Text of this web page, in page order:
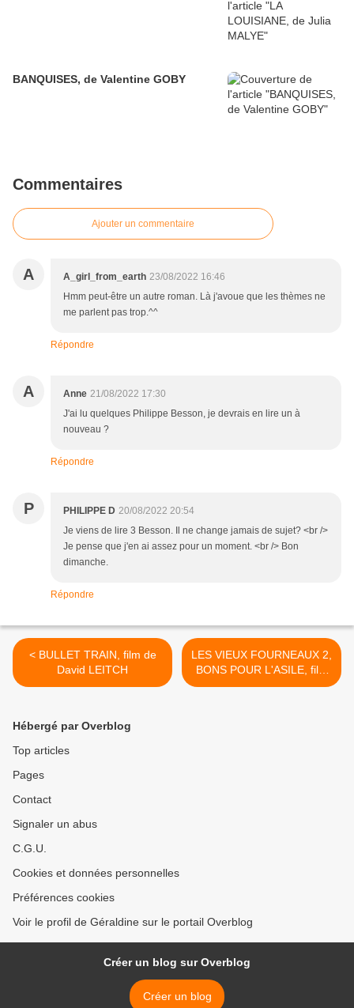
BANQUISES, de Valentine GOBY
Commentaires
Ajouter un commentaire
A A_girl_from_earth 23/08/2022 16:46
Hmm peut-être un autre roman. Là j'avoue que les thèmes ne
me parlent pas trop.^^
Répondre
A Anne 21/08/2022 17:30
J'ai lu quelques Philippe Besson, je devrais en lire un à
nouveau ?
Répondre
P PHILIPPE D 20/08/2022 20:54
Je viens de lire 3 Besson. Il ne change jamais de sujet? <br />
Je pense que j'en ai assez pour un moment. <br /> Bon
dimanche.
Répondre
< BULLET TRAIN, film de
David LEITCH
LES VIEUX FOURNEAUX 2,
BONS POUR L'ASILE, film
de Christophe DUTHURON
Hébergé par Overblog
Top articles
Pages
Contact
Signaler un abus
C.G.U.
Cookies et données personnelles
Préférences cookies
Voir le profil de Géraldine sur le portail Overblog
Créer un blog sur Overblog
Créer un blog